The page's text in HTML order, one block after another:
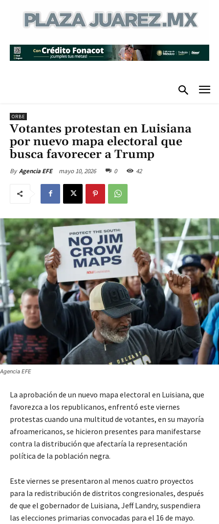
ORBE
Votantes protestan en Luisiana
por nuevo mapa electoral que
busca favorecer a Trump
By Agencia EFE mayo 10, 2026 0 42
Agencia EFE
La aprobación de un nuevo mapa electoral en Luisiana, que
favorezca a los republicanos, enfrentó este viernes
protestas cuando una multitud de votantes, en su mayoría
afroamericanos, se hicieron presentes para manifestarse
contra la distribución que afectaría la representación
política de la población negra.
Este viernes se presentaron al menos cuatro proyectos
para la redistribución de distritos congresionales, después
de que el gobernador de Luisiana, Jeff Landry, suspendiera
las elecciones primarias convocadas para el 16 de mayo.